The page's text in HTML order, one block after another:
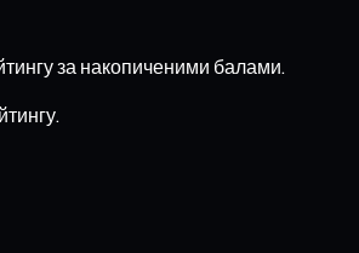
за накопиченими балами.